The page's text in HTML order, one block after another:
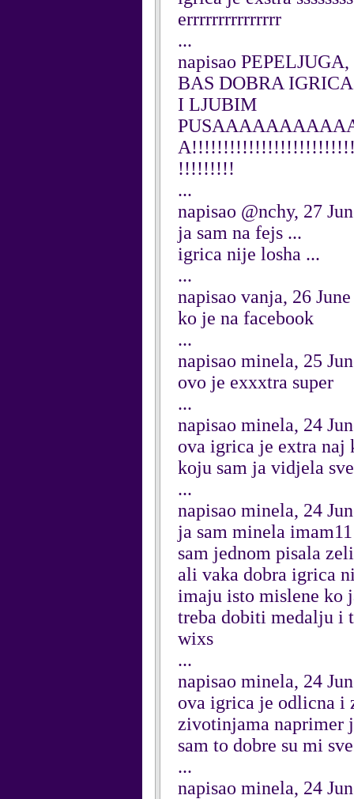
errrrrrrrrrrrrrr
...
napisao
BAS DOBRA
I LJUBIM
!!!!!!!!!
...
napisao @nchy, 27
ja sam na fejs ...
igrica nije losha ...
...
napisao vanja, 26
ko je na facebook
...
napisao minela, 25
ovo je exxxtra super
...
napisao minela, 24
ova igrica je extra naj
koju sam ja vidjela
...
napisao minela, 24
ja sam minela
sam jednom pisala
ali vaka dobra igrica
imaju isto mislene
treba dobiti medalju i
wixs
...
napisao minela, 24
ova igrica je odlicna i
zivotinjama naprimer
sam to dobre su mi
...
napisao minela, 24